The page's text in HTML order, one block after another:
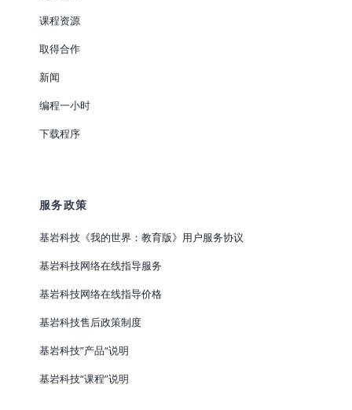
课程资源
取得合作
新闻
编程一小时
下载程序
服务政策
基岩科技《我的世界：教育版》用户服务协议
基岩科技网络在线指导服务
基岩科技网络在线指导价格
基岩科技售后政策制度
基岩科技”产品“说明
基岩科技“课程”说明